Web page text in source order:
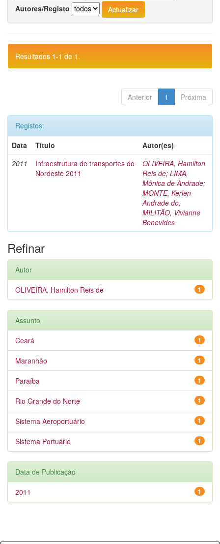
Autores/Registo
Resultados 1-1 de 1.
Anterior 1 Próxima
Registos:
Data
Título
Autor(es)
2011
Infraestrutura de transportes do
Nordeste 2011
OLIVEIRA, Hamilton
Reis de; LIMA,
Mônica de Andrade;
MONTE, Kerlen
Andrade do;
MILITÃO, Vivianne
Benevides
Refinar
Autor
1
OLIVEIRA, Hamilton Reis de
Assunto
1
Ceará
1
Maranhão
1
Paraíba
1
Rio Grande do Norte
1
Sistema Aeroportuário
1
Sistema Portuário
Data de Publicação
1
2011